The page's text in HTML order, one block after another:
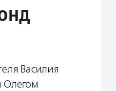
Василия
Олегом